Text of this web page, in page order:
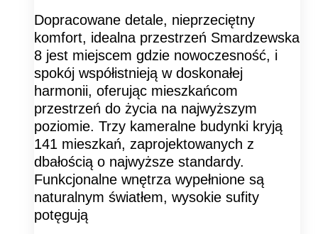
Dopracowane detale, nieprzeciętny
komfort, idealna przestrzeń Smardzewska
8 jest miejscem gdzie nowoczesność, i
spokój współistnieją w doskonałej
harmonii, oferując mieszkańcom
przestrzeń do życia na najwyższym
poziomie. Trzy kameralne budynki kryją
141 mieszkań, zaprojektowanych z
dbałością o najwyższe standardy.
Funkcjonalne wnętrza wypełnione są
naturalnym światłem, wysokie sufity
potęgują